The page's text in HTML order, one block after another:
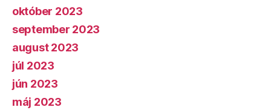
október 2023
september 2023
august 2023
júl 2023
jún 2023
máj 2023